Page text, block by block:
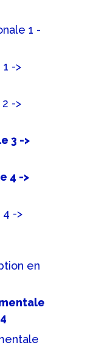
1 -
->
->
3 ->
4 ->
->
en